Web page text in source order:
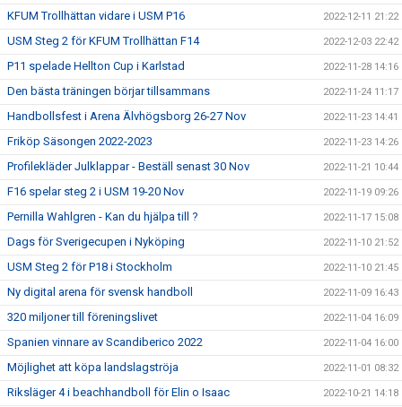
KFUM Trollhättan vidare i USM P16 2022-12-11 21:22
USM Steg 2 för KFUM Trollhättan F14 2022-12-03 22:42
P11 spelade Hellton Cup i Karlstad 2022-11-28 14:16
Den bästa träningen börjar tillsammans 2022-11-24 11:17
Handbollsfest i Arena Älvhögsborg 26-27 Nov 2022-11-23 14:41
Friköp Säsongen 2022-2023 2022-11-23 14:26
Profilekläder Julklappar - Beställ senast 30 Nov 2022-11-21 10:44
F16 spelar steg 2 i USM 19-20 Nov 2022-11-19 09:26
Pernilla Wahlgren - Kan du hjälpa till ? 2022-11-17 15:08
Dags för Sverigecupen i Nyköping 2022-11-10 21:52
USM Steg 2 för P18 i Stockholm 2022-11-10 21:45
Ny digital arena för svensk handboll 2022-11-09 16:43
320 miljoner till föreningslivet 2022-11-04 16:09
Spanien vinnare av Scandiberico 2022 2022-11-04 16:00
Möjlighet att köpa landslagströja 2022-11-01 08:32
Riksläger 4 i beachhandboll för Elin o Isaac 2022-10-21 14:18